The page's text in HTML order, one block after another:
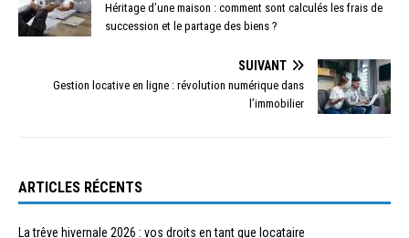
Héritage d’une maison : comment sont calculés les frais de
succession et le partage des biens ?
SUIVANT
Gestion locative en ligne : révolution numérique dans
l’immobilier
ARTICLES RÉCENTS
La trêve hivernale 2026 : vos droits en tant que locataire